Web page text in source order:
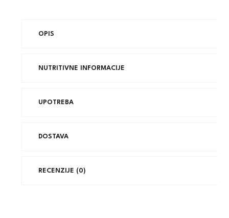
OPIS
NUTRITIVNE INFORMACIJE
UPOTREBA
DOSTAVA
RECENZIJE (0)